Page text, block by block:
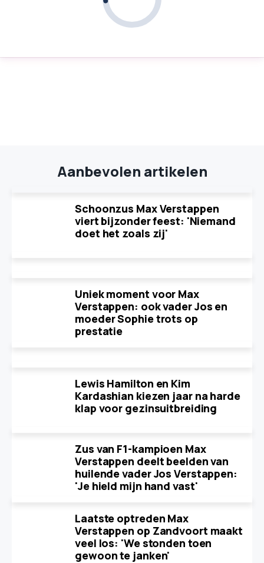
Aanbevolen artikelen
Schoonzus Max Verstappen
viert bijzonder feest: 'Niemand
doet het zoals zij'
Uniek moment voor Max
Verstappen: ook vader Jos en
moeder Sophie trots op
prestatie
Lewis Hamilton en Kim
Kardashian kiezen jaar na harde
klap voor gezinsuitbreiding
Zus van F1-kampioen Max
Verstappen deelt beelden van
huilende vader Jos Verstappen:
'Je hield mijn hand vast'
Laatste optreden Max
Verstappen op Zandvoort maakt
veel los: 'We stonden toen
gewoon te janken'